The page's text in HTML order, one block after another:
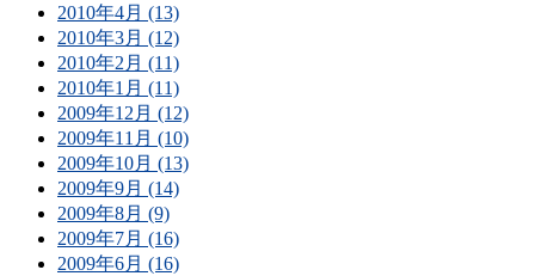
2010年4月 (13)
2010年3月 (12)
2010年2月 (11)
2010年1月 (11)
2009年12月 (12)
2009年11月 (10)
2009年10月 (13)
2009年9月 (14)
2009年8月 (9)
2009年7月 (16)
2009年6月 (16)